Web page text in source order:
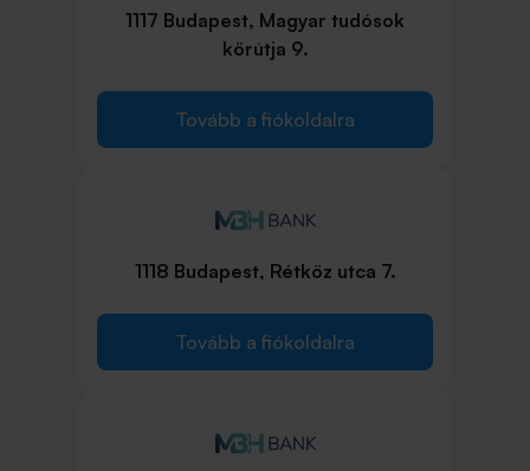
1117 Budapest, Magyar tudósok
körútja 9.
Tovább a fiókoldalra
1118 Budapest, Rétköz utca 7.
Tovább a fiókoldalra